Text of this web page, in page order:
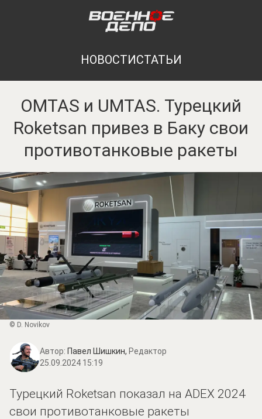
НОВОСТИСТАТЬИ
OMTAS и UMTAS. Турецкий
Roketsan привез в Баку свои
противотанковые ракеты
© D. Novikov
Автор: Павел Шишкин, Редактор
25.09.2024 15:19
Турецкий Roketsan показал на ADEX 2024
свои противотанковые ракеты